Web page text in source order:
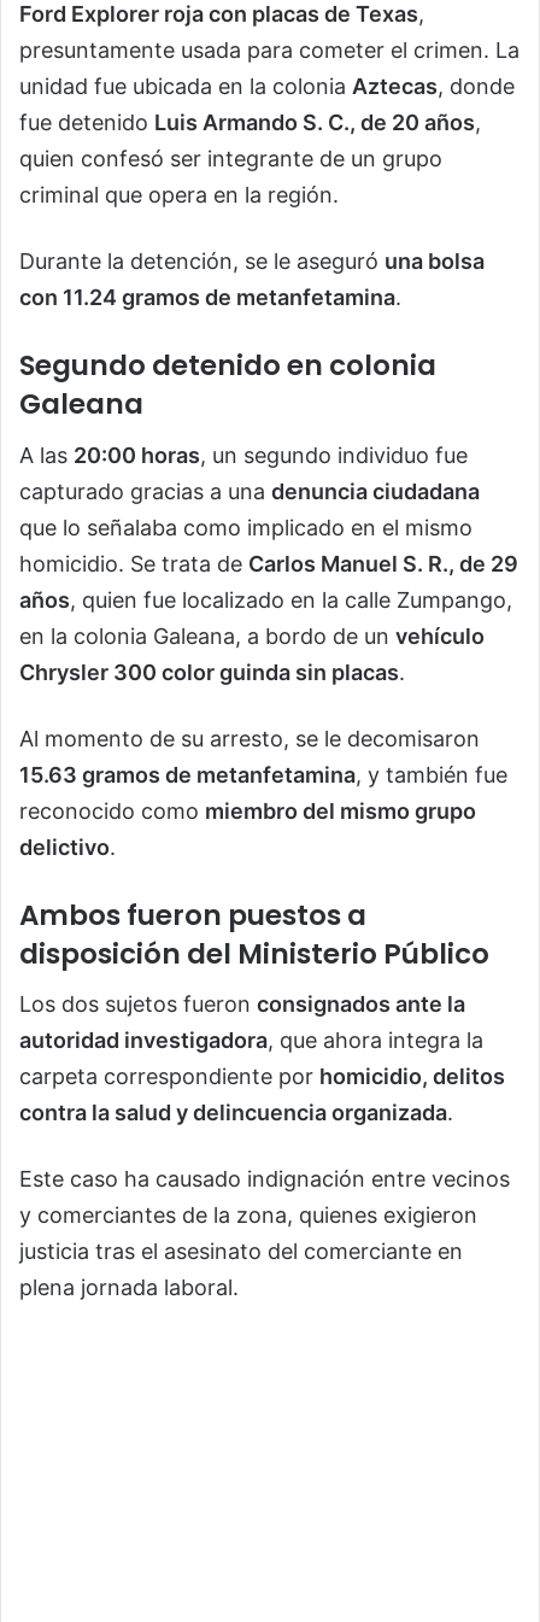
Ford Explorer roja con placas de Texas,
presuntamente usada para cometer el crimen. La
unidad fue ubicada en la colonia Aztecas, donde
fue detenido Luis Armando S. C., de 20 años,
quien confesó ser integrante de un grupo
criminal que opera en la región.
Durante la detención, se le aseguró una bolsa
con 11.24 gramos de metanfetamina.
Segundo detenido en colonia
Galeana
A las 20:00 horas, un segundo individuo fue
capturado gracias a una denuncia ciudadana
que lo señalaba como implicado en el mismo
homicidio. Se trata de Carlos Manuel S. R., de 29
años, quien fue localizado en la calle Zumpango,
en la colonia Galeana, a bordo de un vehículo
Chrysler 300 color guinda sin placas.
Al momento de su arresto, se le decomisaron
15.63 gramos de metanfetamina, y también fue
reconocido como miembro del mismo grupo
delictivo.
Ambos fueron puestos a
disposición del Ministerio Público
Los dos sujetos fueron consignados ante la
autoridad investigadora, que ahora integra la
carpeta correspondiente por homicidio, delitos
contra la salud y delincuencia organizada.
Este caso ha causado indignación entre vecinos
y comerciantes de la zona, quienes exigieron
justicia tras el asesinato del comerciante en
plena jornada laboral.